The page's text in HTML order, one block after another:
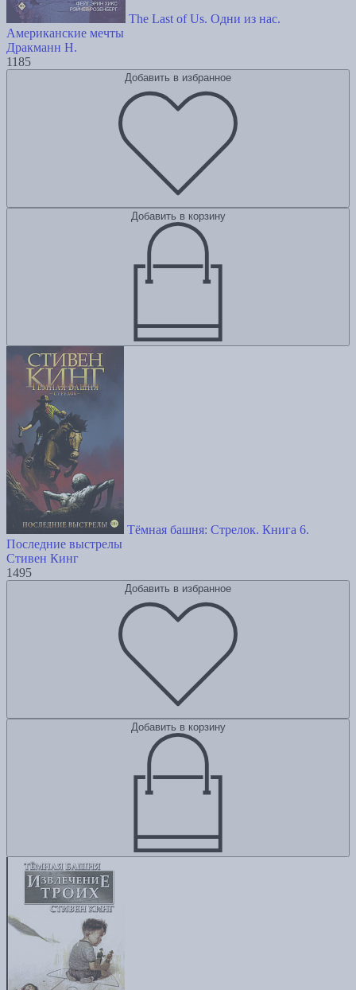
The Last of Us. Одни из нас.
Американские мечты
Дракманн Н.
1185
Добавить в избранное
Добавить в корзину
Тёмная башня: Стрелок. Книга 6.
Последние выстрелы
Стивен Кинг
1495
Добавить в избранное
Добавить в корзину